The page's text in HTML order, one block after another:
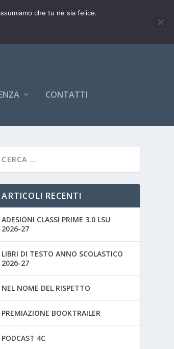
CONTATTI
ARTICOLI RECENTI
ADESIONI CLASSI PRIME 3.0 LSU
2026-27
LIBRI DI TESTO ANNO SCOLASTICO
2026-27
NEL NOME DEL RISPETTO
PREMIAZIONE BOOKTRAILER
PODCAST 4C
che tu ne sia felice.